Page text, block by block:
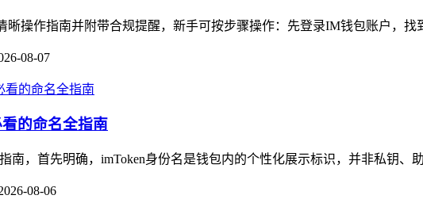
操作指南并附带合规提醒，新手可按步骤操作：先登录IM钱包账户，
08-07
的命名全指南
南，首先明确，imToken身份名是钱包内的个性化展示标识，并非私钥、
08-06